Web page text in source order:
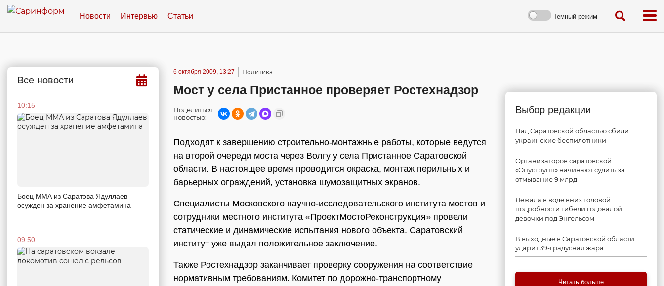
Новости Интервью Статьи Темный режим
Все новости
10:15
Боец ММА из Саратова Ядуллаев
осужден за хранение амфетамина
09:50
6 октября 2009, 13:27 Политика
Мост у села Пристанное проверяет Ростехнадзор
Поделиться
новостью:
Подходят к завершению строительно-монтажные работы, которые ведутся
на второй очереди моста через Волгу у села Пристанное Саратовской
области. В настоящее время проводится окраска, монтаж перильных и
барьерных ограждений, установка шумозащитных экранов.
Специалисты Московского научно-исследовательского института мостов и
сотрудники местного института «ПроектМостоРеконструкция» провели
статические и динамические испытания нового объекта. Саратовский
институт уже выдал положительное заключение.
Также Ростехнадзор заканчивает проверку сооружения на соответствие
нормативным требованиям. Комитет по дорожно-транспортному
Выбор редакции
Над Саратовской областью сбили
украинские беспилотники
Организаторов саратовской
«Опусгрупп» начинают судить за
отмывание 9 млрд
Лежала в воде вниз головой:
подробности гибели годовалой
девочки под Энгельсом
В выходные в Саратовской области
ударит 39-градусная жара
Читать больше